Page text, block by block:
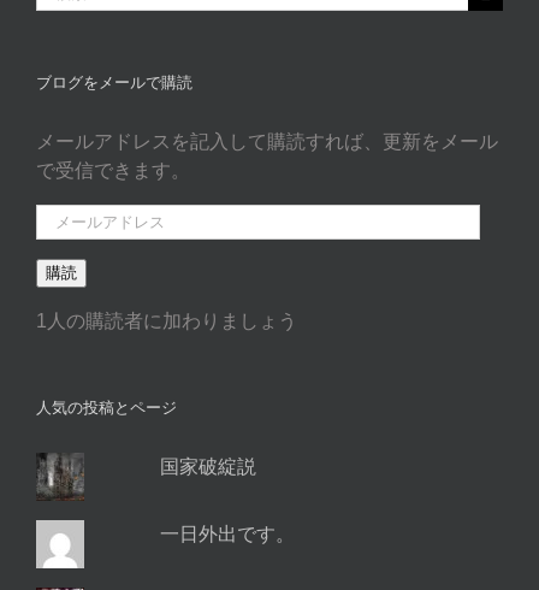
リ
索
ブログをメールで購読
メールアドレスを記入して購読すれば、更新をメール
で受信できます。
ー
ル
ド
購読
1人の購読者に加わりましょう
人気の投稿とページ
国家破綻説
一日外出です。